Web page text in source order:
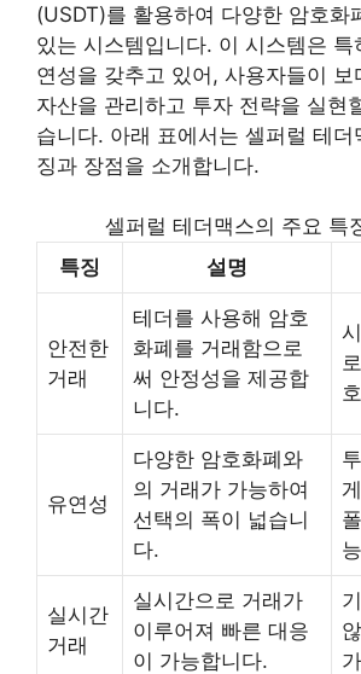
(USDT)를 활용하여 다양한 암호화
있는 시스템입니다. 이 시스템은 특
연성을 갖추고 있어, 사용자들이 보
자산을 관리하고 투자 전략을 실현
습니다. 아래 표에서는 셀퍼럴 테더
징과 장점을 소개합니다.
셀퍼럴 테더맥스의 주요 특
특징
설명
안전한
거래
테더를 사용해 암호
화폐를 거래함으로
써 안정성을 제공합
니다.
유연성
다양한 암호화폐와
의 거래가 가능하여
선택의 폭이 넓습니
다.
능
실시간
거래
실시간으로 거래가
이루어져 빠른 대응
이 가능합니다.